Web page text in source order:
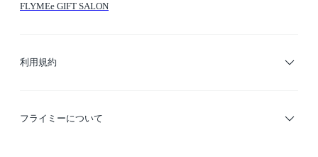
FLYMEe GIFT SALON
利用規約
利用規約
フライミーについて